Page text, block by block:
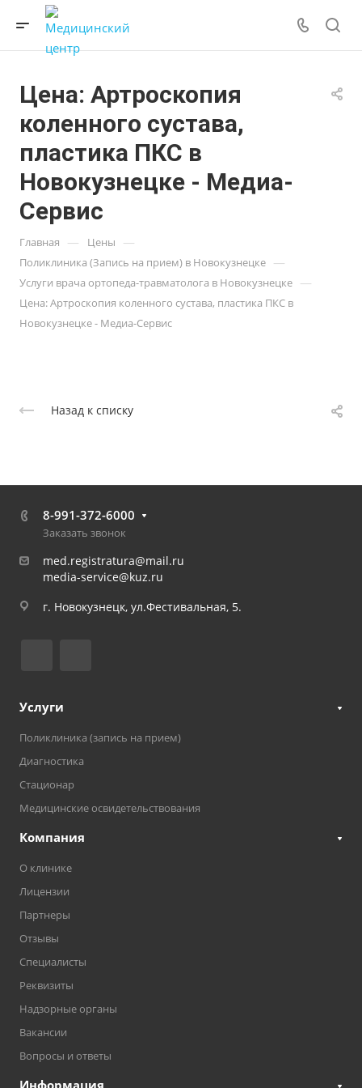
Цена: Артроскопия
коленного сустава,
пластика ПКС в
Новокузнецке - Медиа-
Сервис
Главная — Цены —
Поликлиника (Запись на прием) в Новокузнецке —
Услуги врача ортопеда-травматолога в Новокузнецке —
Цена: Артроскопия коленного сустава, пластика ПКС в
Новокузнецке - Медиа-Сервис
Назад к списку
8-991-372-6000
Заказать звонок
med.registratura@mail.ru
media-service@kuz.ru
г. Новокузнецк, ул.Фестивальная, 5.
Услуги
Поликлиника (запись на прием)
Диагностика
Стационар
Медицинские освидетельствования
Компания
О клинике
Лицензии
Партнеры
Отзывы
Специалисты
Реквизиты
Надзорные органы
Вакансии
Вопросы и ответы